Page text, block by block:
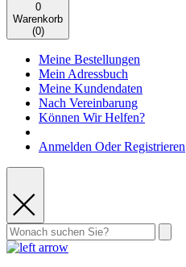
0
Warenkorb
(0)
Meine Bestellungen
Mein Adressbuch
Meine Kundendaten
Nach Vereinbarung
Können Wir Helfen?
Anmelden Oder Registrieren